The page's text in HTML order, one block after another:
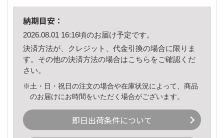
納期目安：
2026.08.01 16:16頃のお届け予定です。
決済方法が、クレジット、代金引換の場合に限りま
す。その他の決済方法の場合はこちら をご確認くだ
さい。
※土・日・祝日の注文の場合や在庫状況によって、商品
のお届けにお時間をいただく場合がございます。
即日出荷条件について